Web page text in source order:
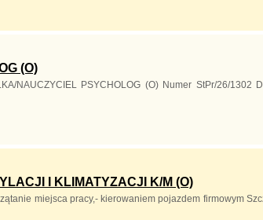
(O)
NAUCZYCIEL PSYCHOLOG (O) Numer StPr/26/1302
I KLIMATYZACJI K/M (O)
miejsca pracy,- kierowaniem pojazdem firmowym